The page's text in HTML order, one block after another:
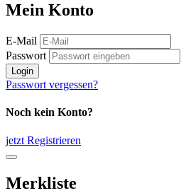
Mein Konto
E-Mail
Passwort
Login
Passwort vergessen?
Noch kein Konto?
jetzt Registrieren
Merkliste